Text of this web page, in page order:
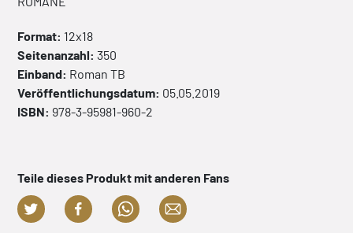
Format: 12x18
Seitenanzahl: 350
Einband: Roman TB
Veröffentlichungsdatum: 05.05.2019
ISBN: 978-3-95981-960-2
Teile dieses Produkt mit anderen Fans